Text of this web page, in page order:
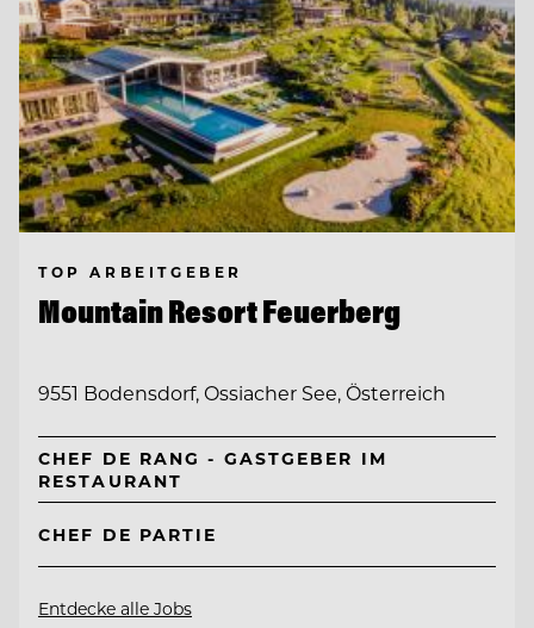
TOP ARBEITGEBER
Mountain Resort Feuerberg
9551 Bodensdorf, Ossiacher See, Österreich
CHEF DE RANG - GASTGEBER IM
RESTAURANT
CHEF DE PARTIE
Entdecke alle Jobs